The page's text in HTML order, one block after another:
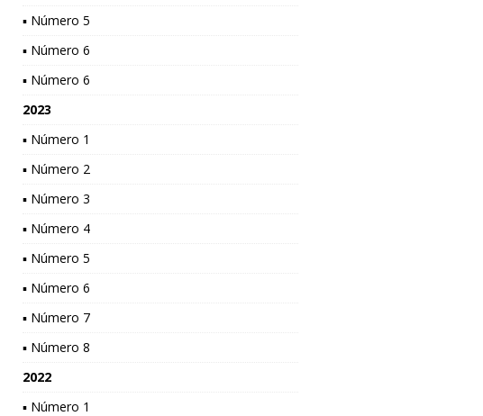
▪ Número 5
▪ Número 6
▪ Número 6
2023
▪ Número 1
▪ Número 2
▪ Número 3
▪ Número 4
▪ Número 5
▪ Número 6
▪ Número 7
▪ Número 8
2022
▪ Número 1